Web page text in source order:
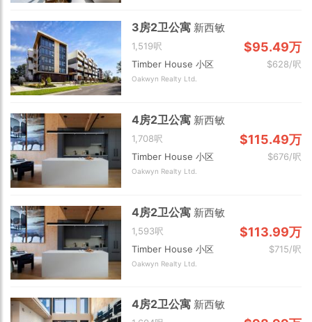
3房2卫公寓 新西敏
1,519呎 $95.49万
Timber House 小区 $628/呎
Oakwyn Realty Ltd.
4房2卫公寓 新西敏
1,708呎 $115.49万
Timber House 小区 $676/呎
Oakwyn Realty Ltd.
4房2卫公寓 新西敏
1,593呎 $113.99万
Timber House 小区 $715/呎
Oakwyn Realty Ltd.
4房2卫公寓 新西敏